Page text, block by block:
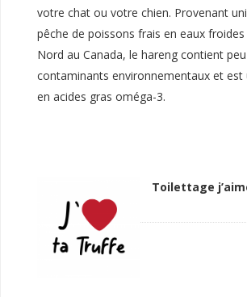
votre chat ou votre chien. Provenant
pêche de poissons frais en eaux froides
Nord au Canada, le hareng contient
contaminants environnementaux et est
en acides gras oméga-3.
Toilettage